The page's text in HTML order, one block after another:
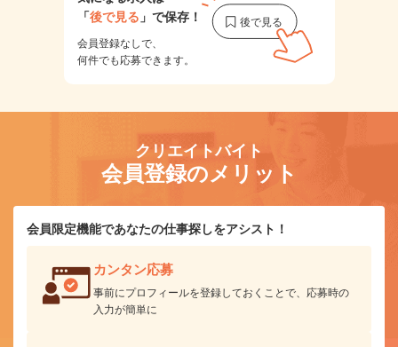
「後で見る 」で保存！
会員登録なしで、
何件でも応募できます。
クリエイトバイト
会員登録のメリット
会員限定機能であなたの仕事探しをアシスト！
カンタン応募
事前にプロフィールを登録しておくことで、応募時の
入力が簡単に